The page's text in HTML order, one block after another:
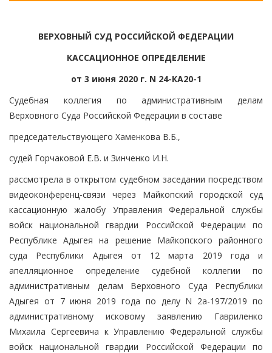
ВЕРХОВНЫЙ СУД РОССИЙСКОЙ ФЕДЕРАЦИИ
КАССАЦИОННОЕ ОПРЕДЕЛЕНИЕ
от 3 июня 2020 г. N 24-КА20-1
Судебная коллегия по административным делам
Верховного Суда Российской Федерации в составе
председательствующего Хаменкова В.Б.,
судей Горчаковой Е.В. и Зинченко И.Н.
рассмотрела в открытом судебном заседании посредством
видеоконференц-связи через Майкопский городской суд
кассационную жалобу Управления Федеральной службы
войск национальной гвардии Российской Федерации по
Республике Адыгея на решение Майкопского районного
суда Республики Адыгея от 12 марта 2019 года и
апелляционное определение судебной коллегии по
административным делам Верховного Суда Республики
Адыгея от 7 июня 2019 года по делу N 2а-197/2019 по
административному исковому заявлению Гавриленко
Михаила Сергеевича к Управлению Федеральной службы
войск национальной гвардии Российской Федерации по